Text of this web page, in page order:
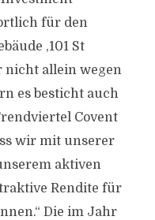
für den
,101 St
nicht allein wegen
es besticht auch
Covent
wir mit unserer
aktiven
Rendite für
Die im Jahr